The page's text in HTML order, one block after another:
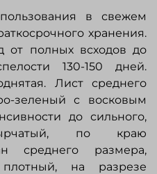
в свежем
хранения.
от полных всходов до
130-150 дней.
Лист среднего
зеленый с восковым
до сильного,
по краю
среднего размера,
на разрезе